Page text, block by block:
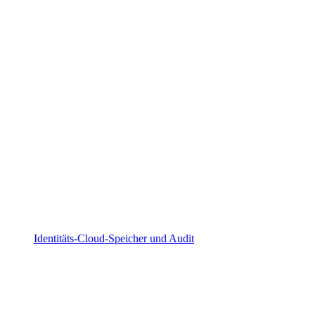
Identitäts-Cloud-Speicher und Audit